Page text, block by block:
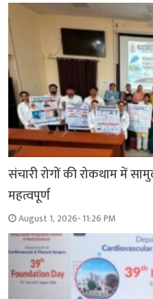
संचारी रोगों की रोकथाम में
महत्वपूर्ण
August 1, 2026- 11:26 PM